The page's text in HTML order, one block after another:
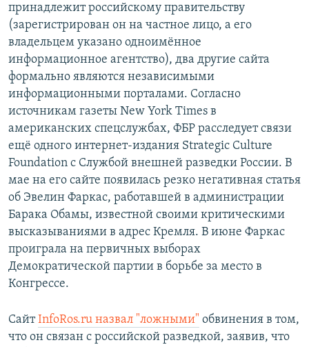
принадлежит российскому правительству
(зарегистрирован он на частное лицо, а его
владельцем указано одноимённое
информационное агентство), два другие сайта
формально являются независимыми
информационными порталами. Согласно
источникам газеты New York Times в
американских спецслужбах, ФБР расследует связи
ещё одного интернет-издания Strategic Culture
Foundation c Службой внешней разведки России. В
мае на его сайте появилась резко негативная статья
об Эвелин Фаркас, работавшей в администрации
Барака Обамы, известной своими критическими
высказываниями в адрес Кремля. В июне Фаркас
проиграла на первичных выборах
Демократической партии в борьбе за место в
Конгрессе.
СайтInfoRos.ru назвал "ложными" обвинения в том,
что он связан с российской разведкой, заявив, что